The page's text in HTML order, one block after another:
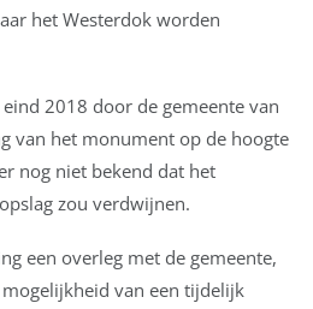
het Westerdok worden
2018 door de gemeente van
van het monument op de hoogte
nog niet bekend dat het
zou verdwijnen.
een overleg met de gemeente,
mogelijkheid van een tijdelijk